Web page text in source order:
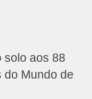
solo aos 88
do Mundo de